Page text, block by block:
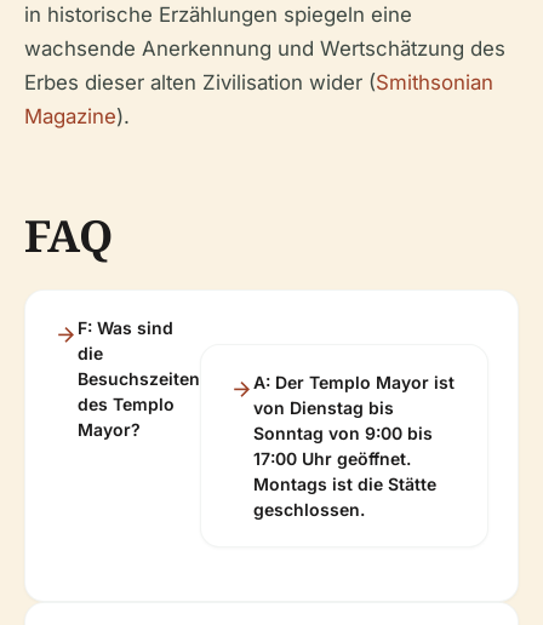
in historische Erzählungen spiegeln eine
wachsende Anerkennung und Wertschätzung des
Erbes dieser alten Zivilisation wider (Smithsonian
Magazine).
FAQ
F: Was sind
die
Besuchszeiten
des Templo
Mayor?
A: Der Templo Mayor ist
von Dienstag bis
Sonntag von 9:00 bis
17:00 Uhr geöffnet.
Montags ist die Stätte
geschlossen.